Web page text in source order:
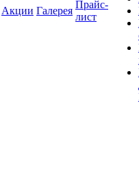
Акции Галерея
Прайс-
лист